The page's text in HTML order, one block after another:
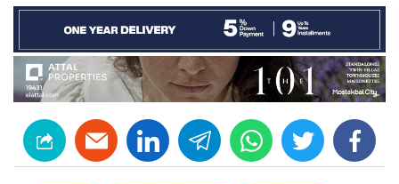
facebook
twitter
whats
telegram
linkedin